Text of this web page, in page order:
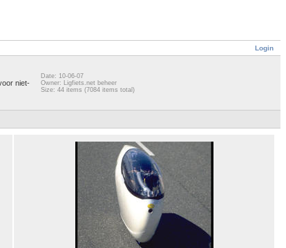
Login
niet-
Date: 10-06-07
Owner: Ligfiets.net beheer
Size: 44 items (7084 items total)